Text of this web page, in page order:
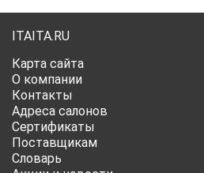
ITAITA.RU
Карта сайта
О компании
Контакты
Адреса салонов
Сертификаты
Поставщикам
Словарь